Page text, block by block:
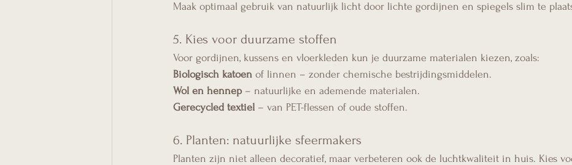
Maak optimaal gebruik van natuurlijk licht door lichte gordijnen en spiegels slim te
5. Kies voor duurzame stoffen
Voor gordijnen, kussens en vloerkleden kun je duurzame materialen kiezen, zoals:
Biologisch katoen of linnen – zonder chemische bestrijdingsmiddelen.
Wol en hennep – natuurlijke en ademende materialen.
Gerecycled textiel – van PET-flessen of oude stoffen.
6. Planten: natuurlijke sfeermakers
Planten zijn niet alleen decoratief, maar verbeteren ook de luchtkwaliteit in huis. Kies